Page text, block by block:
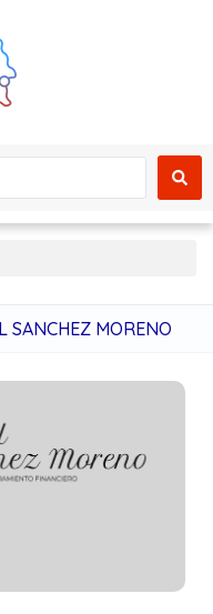
SANCHEZ MORENO